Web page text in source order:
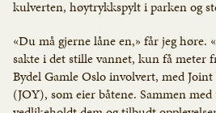
kulverten, høytrykkspylt i parken og
«Du må gjerne låne en,» får jeg høre.
sakte i det stille vannet, kun få meter
Bydel Gamle Oslo involvert, med
(JOY), som eier båtene. Sammen